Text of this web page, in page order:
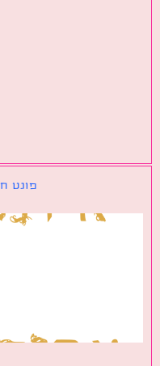
פונט חינם –